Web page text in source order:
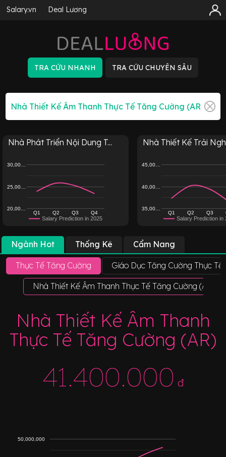
Salary.vn Deal Lương
Nhà Phát Triển Nội Dung T...
Salary Prediction in 2025
Q1 Q2 Q3 Q4
20,00…
25,00…
30,00…
Nhà Thiết Kế Trải
Salary Prediction in
Q1 Q2 Q3
35,00…
40,00…
45,00…
Ngành Hot Thống Kê Cẩm Nang
Thực Tế Tăng Cường Giáo Dục Tăng Cường Thực Tế
Nhà Thiết Kế Âm Thanh Thực Tế Tăng Cường (AR)
Nhà Thiết Kế Âm Thanh
Thực Tế Tăng Cường (AR)
41.400.000 đ
50,000,000